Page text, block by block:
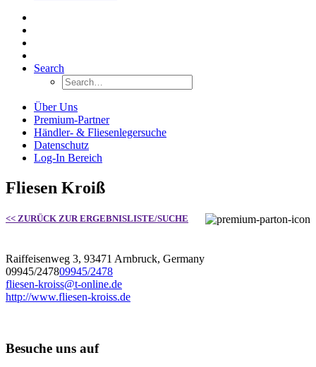
Search
Über Uns
Premium-Partner
Händler- & Fliesenlegersuche
Datenschutz
Log-In Bereich
Fliesen Kroiß
<< ZURÜCK ZUR ERGEBNISLISTE/SUCHE
Raiffeisenweg 3, 93471 Arnbruck, Germany
09945/247809945/2478
fliesen-kroiss@t-online.de
http://www.fliesen-kroiss.de
Besuche uns auf